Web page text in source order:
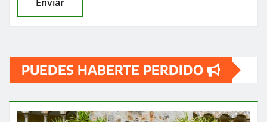
PUEDES HABERTE PERDIDO